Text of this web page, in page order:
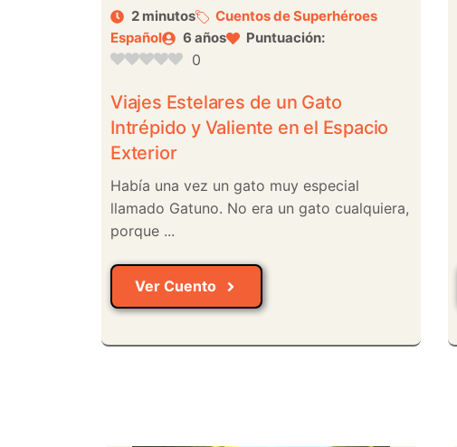
2 minutos
Cuentos de Superhéroes
Español
6 años Puntuación:
0
Viajes Estelares de un Gato
Intrépido y Valiente en el Espacio
Exterior
Había una vez un gato muy especial
llamado Gatuno. No era un gato cualquiera,
porque ...
Ver Cuento